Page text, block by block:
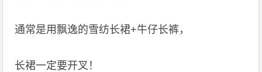
通常是用飘逸的雪纺长裙+牛仔长裤，
长裙一定要开叉！